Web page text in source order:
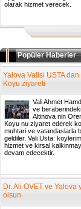
olarak hizmet verecek.
Popüler Haberler
Yalova Valisi USTA
Koyu ziyareti
Vali Ahmet
ve
Altinova nin
Koyu nu ziyaret ederek
muhtari ve vatandaslarla
geldiler. Vali Usta:
hizmet ve kirsal
devam edecektir.
Dr. Ali OVET ve Yalova
olsun